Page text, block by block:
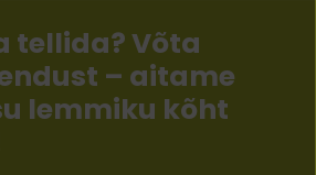
tellida? Võta
– aitame
lemmiku kõht